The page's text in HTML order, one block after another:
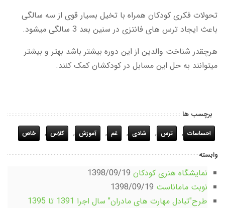
تحولات فکری کودکان همراه با تخیل بسیار قوی از سه سالگی
باعث ایجاد ترس های فانتزی در سنین بعد 3 سالگی میشود.
هرچقدر شناخت والدین از این دوره بیشتر باشد بهتر و بیشتر
میتوانند به حل این مسابل در کودکشان کمک کنند.
برچسب ها
احساسات , ترس , شادی , غم , آموزش , کلاس , خاص
وابسته
نمایشگاه هنری کودکان
نوبت ماماناست
طرح"تبادل مهارت های مادران" سال اجرا 1391 تا 1395